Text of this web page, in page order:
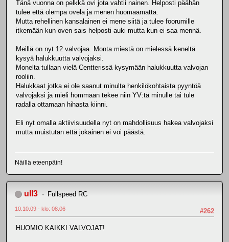
Tänä vuonna on pelkkä ovi jota vahtii nainen. Helposti päähän
tulee että olempa ovela ja menen huomaamatta.
Mutta rehellinen kansalainen ei mene siitä ja tulee foorumille
itkemään kun oven sais helposti auki mutta kun ei saa mennä.
Meillä on nyt 12 valvojaa. Monta miestä on mielessä keneltä
kysyä halukkuutta valvojaksi.
Monelta tullaan vielä Centterissä kysymään halukkuutta valvojan
rooliin.
Halukkaat jotka ei ole saanut minulta henkilökohtaista pyyntöä
valvojaksi ja mieli hommaan tekee niin YV:tä minulle tai tule
radalla ottamaan hihasta kiinni.
Eli nyt omalla aktiivisuudella nyt on mahdollisuus hakea valvojaksi
mutta muistutan että jokainen ei voi päästä.
Näillä eteenpäin!
ull3 Fullspeed RC
#262
10.10.09 - klo: 08.06
HUOMIO KAIKKI VALVOJAT!